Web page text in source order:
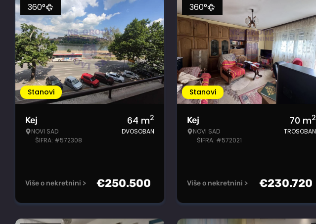
Stanovi
360°
Kej
NOVI SAD
ŠIFRA: #572308
64 m2
DVOSOBAN
Više o nekretnini > €250.500
Stanovi
360°
Kej
NOVI SAD
ŠIFRA: #572021
70 m2
TROSOBAN
Više o nekretnini > €230.720